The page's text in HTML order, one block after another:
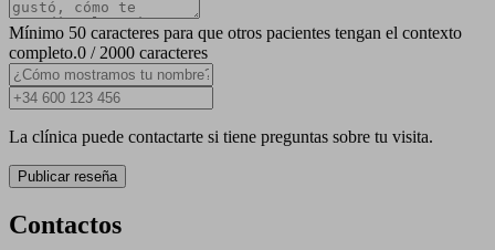
Mínimo 50 caracteres para que otros pacientes tengan el contexto
completo.0 / 2000 caracteres
La clínica puede contactarte si tiene preguntas sobre tu visita.
Publicar reseña
Contactos